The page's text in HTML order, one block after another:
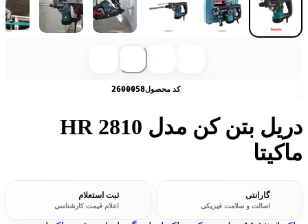
کد محصول2600058
دریل بتن کن مدل HR 2810
ماکیتا
گارانتی
اصالت و سلامت فیزیکی
ثبت استعلام
اعلام قیمت کارشناسی